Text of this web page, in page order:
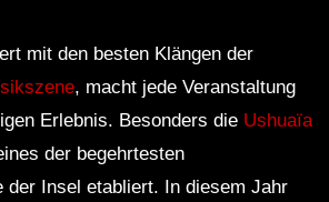
mit den besten Klängen der
, macht jede Veranstaltung
Erlebnis. Besonders die Ushuaïa
der begehrtesten
der Insel etabliert. In diesem Jahr